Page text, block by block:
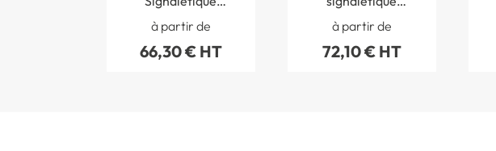
gamme Acélie
à partir de
66,30 € HT
gamme Slim
à partir de
72,10 € HT